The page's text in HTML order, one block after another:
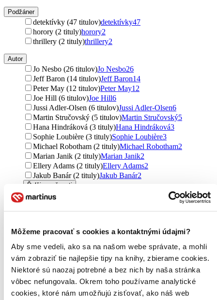
Môžeme pracovať s cookies a kontaktnými údajmi?
Aby sme vedeli, ako sa na našom webe správate, a mohli
vám zobraziť tie najlepšie tipy na knihy, zbierame cookies.
Niektoré sú naozaj potrebné a bez nich by naša stránka
vôbec nefungovala. Okrem toho používame analytické
cookies, ktoré nám umožňujú zisťovať, ako náš web
Podžáner
detektívky (47 titulov)detektívky47
horory (2 tituly)horory2
thrillery (2 tituly)thrillery2
Autor
Jo Nesbo (26 titulov)Jo Nesbo26
Jeff Baron (14 titulov)Jeff Baron14
Peter May (12 titulov)Peter May12
Joe Hill (6 titulov)Joe Hill6
Jussi Adler-Olsen (6 titulov)Jussi Adler-Olsen6
Martin Stručovský (5 titulov)Martin Stručovský5
Hana Hindráková (3 tituly)Hana Hindráková3
Sophie Loubière (3 tituly)Sophie Loubière3
Michael Robotham (2 tituly)Michael Robotham2
Marian Janik (2 tituly)Marian Janik2
Ellery Adams (2 tituly)Ellery Adams2
Jakub Banár (2 tituly)Jakub Banár2
Ďalšie možnosti
Vydavateľstvo
OneHotBook (10 titulov)OneHotBook10
Kniha Zlín (8 titulov)Kniha Zlín8
Motto (6 titulov)
Ikar (5 titulov)Ikar5
Plus (4 tituly)Plus4
Random House (4 tituly)Random House4
Harvill Secker (4 tituly) Harvill Secker4
Alpress (3 tituly)Alpress3